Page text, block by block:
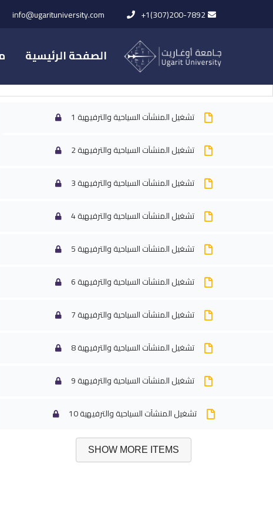
info@ugarituniversity.com +1(307)200-7892
الصفحة الرئيسية
الرئيسية All Courses بكالوريوس
الفيديوهات
تشغيل المنشآت السياحية والترفيهية 1
تشغيل المنشآت السياحية والترفيهية 2
تشغيل المنشآت السياحية والترفيهية 3
تشغيل المنشآت السياحية والترفيهية 4
تشغيل المنشآت السياحية والترفيهية 5
تشغيل المنشآت السياحية والترفيهية 6
تشغيل المنشآت السياحية والترفيهية 7
تشغيل المنشآت السياحية والترفيهية 8
تشغيل المنشآت السياحية والترفيهية 9
تشغيل المنشآت السياحية والترفيهية 10
SHOW MORE ITEMS